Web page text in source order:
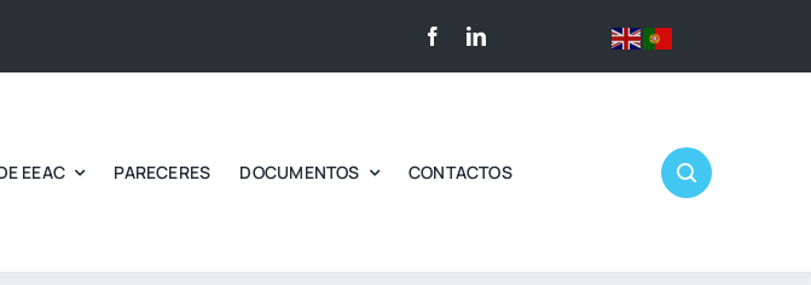
EEAC PARECERES DOCUMENTOS CONTACTOS